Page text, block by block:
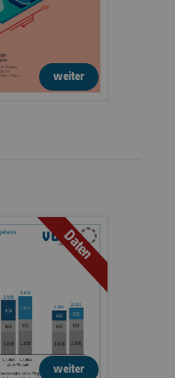
weiter
Daten
weiter